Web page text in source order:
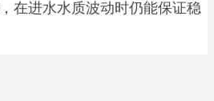
在进水水质波动时仍能保证稳